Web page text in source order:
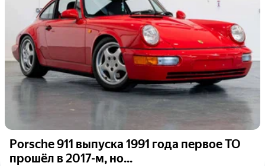
Porsche 911 выпуска 1991 года первое ТО
прошёл в 2017-м, но...